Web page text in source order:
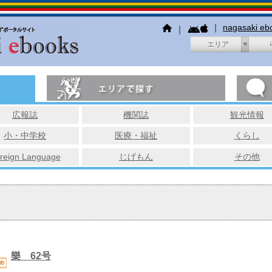
｜ ｜ nagasaki
エリア
広報誌 機関誌 観光情報
小・中学校 医療・福祉 くらし
Language じげもん その他
樂 62号